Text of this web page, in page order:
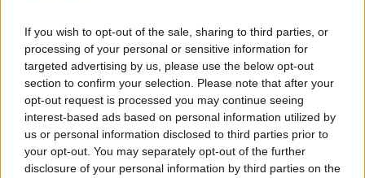
If you wish to opt-out of the sale, sharing to third parties, or
processing of your personal or sensitive information for
targeted advertising by us, please use the below opt-out
section to confirm your selection. Please note that after your
opt-out request is processed you may continue seeing
interest-based ads based on personal information utilized by
us or personal information disclosed to third parties prior to
your opt-out. You may separately opt-out of the further
disclosure of your personal information by third parties on the